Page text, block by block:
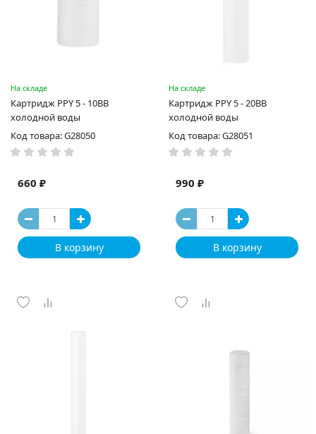
На складе
Картридж PPY 5 - 10BB
холодной воды
Код товара: G28050
660 ₽
В корзину
На складе
Картридж PPY 5 - 20BB
холодной воды
Код товара: G28051
990 ₽
В корзину